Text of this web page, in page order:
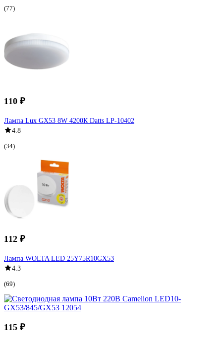
(77)
110 ₽
Лампа Lux GX53 8W 4200К Datts LP-10402
4.8
(34)
112 ₽
Лампа WOLTA LED 25Y75R10GX53
4.3
(69)
115 ₽